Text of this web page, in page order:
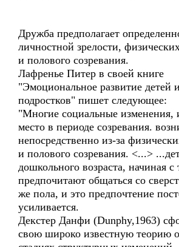
Дружба предполагает
личностной зрелости,
и полового созревания.
Лафренье Питер в своей книге
"Эмоциональное развитие детей и
подростков" пишет следующее:
"Многие социальные
место в периоде созревания.
непосредственно из-за
и полового созревания. <...>
дошкольного возраста, начиная с
предпочитают общаться со
же пола, и это предпочтение
усиливается.
Декстер Данфи (Dunphy,1963)
свою широко известную теорию